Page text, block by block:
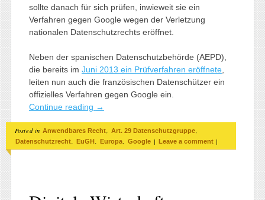
sollte danach für sich prüfen, inwieweit sie ein
Verfahren gegen Google wegen der Verletzung
nationalen Datenschutzrechts eröffnet.
Neben der spanischen Datenschutzbehörde (AEPD),
die bereits im Juni 2013 ein Prüfverfahren eröffnete,
leiten nun auch die französischen Datenschützer ein
offizielles Verfahren gegen Google ein.
Continue reading →
Posted in Anwendbares Recht, Art. 29 Datenschutzgruppe,
Datenschutzrecht, EuGH , Europa, Google | Leave a comment |